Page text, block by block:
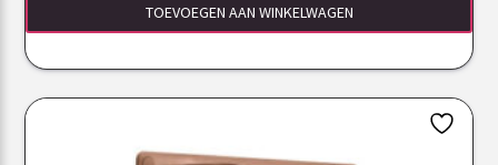
TOEVOEGEN AAN WINKELWAGEN